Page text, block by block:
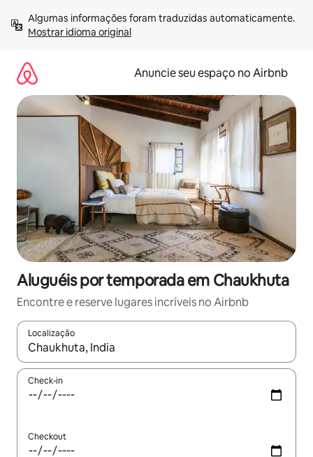
para
Mostrar idioma original
Anuncie seu espaço no Airbnb
Aluguéis por temporada em Chaukhuta
Encontre e reserve lugares incríveis no Airbnb
Localização
Quando os resultados estiverem disponíveis, explore-os
Check-in
Checkout